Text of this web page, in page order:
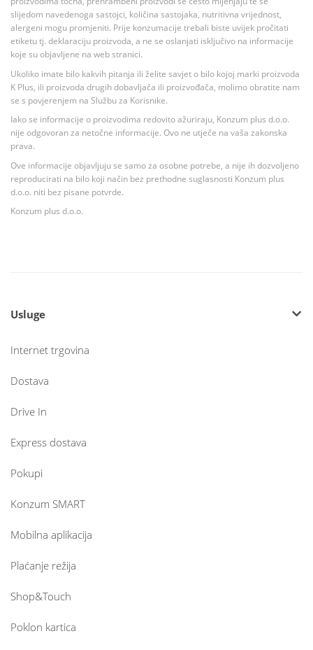
slijedom navedenoga sastojci, količina sastojaka, nutritivna vrijednost,
alergeni mogu promjeniti. Prije konzumacije trebali biste uvijek pročitati
etiketu tj. deklaraciju proizvoda, a ne se oslanjati isključivo na informacije
koje su objavljene na web stranici.
Ukoliko imate bilo kakvih pitanja ili želite savjet o bilo kojoj marki proizvoda
K Plus, ili proizvoda drugih dobavljača ili proizvođača, molimo obratite nam
se s povjerenjem na Službu za Korisnike.
Iako se informacije o proizvodima redovito ažuriraju, Konzum plus d.o.o.
nije odgovoran za netočne informacije. Ovo ne utječe na vaša zakonska
prava.
Ove informacije objavljuju se samo za osobne potrebe, a nije ih dozvoljeno
reproducirati na bilo koji način bez prethodne suglasnosti Konzum plus
d.o.o. niti bez pisane potvrde.
Konzum plus d.o.o.
Usluge
Internet trgovina
Dostava
Drive In
Express dostava
Pokupi
Konzum SMART
Mobilna aplikacija
Plaćanje režija
Shop&Touch
Poklon kartica